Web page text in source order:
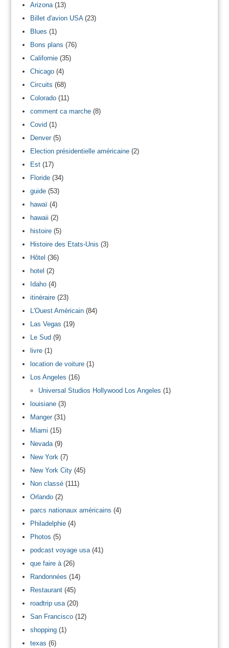
Arizona(13)
Billet d'avion USA(23)
Blues (1)
Bons plans (76)
Californie(35)
Chicago(4)
Circuits (68)
Colorado(11)
comment ca marche(8)
Covid(1)
Denver(5)
Election présidentielle américaine(2)
Est(17)
Floride(34)
guide(53)
hawaï(4)
hawaii (2)
histoire(5)
Histoire des Etats-Unis (3)
Hôtel (36)
hotel (2)
Idaho(4)
itinéraire(23)
L'Ouest Américain(84)
Las Vegas (19)
Le Sud(9)
livre(1)
location de voiture(1)
Los Angeles (16)
Universal Studios Hollywood Los Angeles (1)
louisiane(3)
Manger(31)
Miami (15)
Nevada(9)
New York (7)
New York City(45)
Non classé(111)
Orlando(2)
parcs nationaux américains (4)
Philadelphie(4)
Photos (5)
podcast voyage usa(41)
que faire à(26)
Randonnées (14)
Restaurant(45)
roadtrip usa(20)
San Francisco(12)
shopping(1)
texas (6)